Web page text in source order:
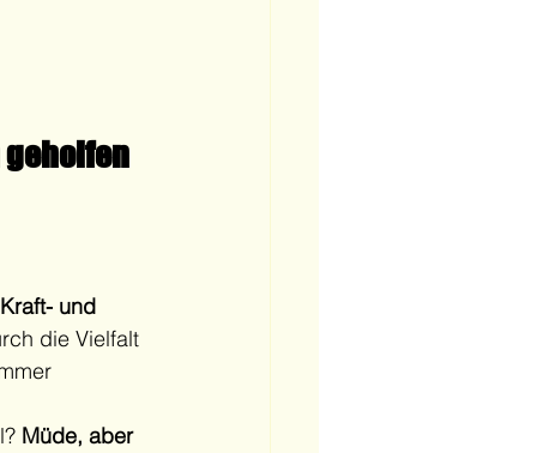
geholfen
Kraft- und
die Vielfalt
Müde, aber